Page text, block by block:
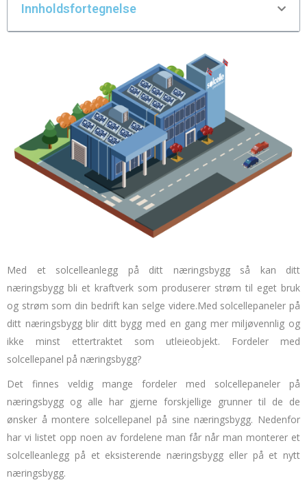
Innholdsfortegnelse
Med et solcelleanlegg på ditt næringsbygg så kan ditt
næringsbygg bli et kraftverk som produserer strøm til eget bruk
og strøm som din bedrift kan selge videre.Med solcellepaneler på
ditt næringsbygg blir ditt bygg med en gang mer miljøvennlig og
ikke minst ettertraktet som utleieobjekt. Fordeler med
solcellepanel på næringsbygg?
Det finnes veldig mange fordeler med solcellepaneler på
næringsbygg og alle har gjerne forskjellige grunner til de de
ønsker å montere solcellepanel på sine næringsbygg. Nedenfor
har vi listet opp noen av fordelene man får når man monterer et
solcelleanlegg på et eksisterende næringsbygg eller på et nytt
næringsbygg.